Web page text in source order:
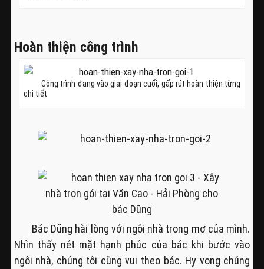
Hoàn thiện công trình
Công trình đang vào giai đoạn cuối, gấp rút hoàn thiện từng
chi tiết
Bác Dũng hài lòng với ngôi nhà trong mơ của mình.
Nhìn thấy nét mặt hạnh phúc của bác khi bước vào
ngôi nhà, chúng tôi cũng vui theo bác. Hy vọng chúng